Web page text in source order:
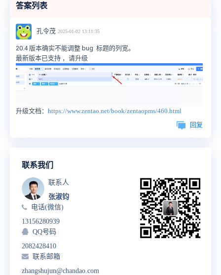
答案列表
孔令茂 2025-01-02 13:11:35
20.4 版本确实不能调整 bug 标题的列宽。
最新版本已支持 ，请升级
升级文档： https://www.zentao.net/book/zentaopms/460.html
回复
联系我们
联系人
张淑钧
电话(微信)
13156280939
QQ号码
2082428410
联系邮箱
zhangshujun@chandao.com